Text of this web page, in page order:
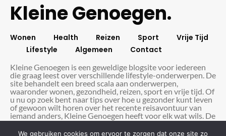
Kleine Genoegen.
Wonen Health Reizen Sport
Vrije Tijd
Lifestyle
Algemeen Contact
Kleine Genoegen is een geweldige blogsite voor iedereen
die graag leest over verschillende lifestyle-onderwerpen. De
site behandelt een breed scala aan onderwerpen,
waaronder wonen, gezondheid, reizen, sport en vrije tijd. Of
u nu op zoek bent naar tips over hoe u gezonder kunt leven
of gewoon wilt horen over het recente reisavontuur van
iemand anders, Kleine Genoegen heeft voor elk wat wils. De
site wordt regelmatig bijgewerkt met nieuwe artikelen, dus
er is altijd wel iets nieuws te lezen. Bovendien zijn de
We gebruiken cookies om ervoor te zorgen dat onze site zo